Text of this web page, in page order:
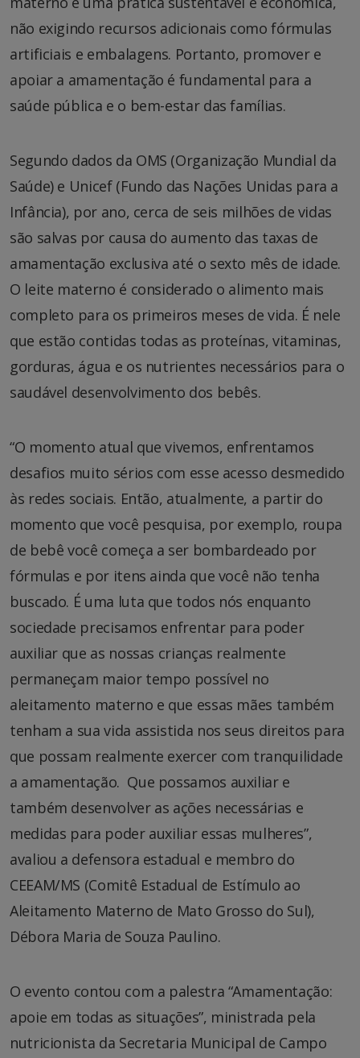
não exigindo recursos adicionais como fórmulas
artificiais e embalagens. Portanto, promover e
apoiar a amamentação é fundamental para a
saúde pública e o bem-estar das famílias.
Segundo dados da OMS (Organização Mundial da
Saúde) e Unicef (Fundo das Nações Unidas para a
Infância), por ano, cerca de seis milhões de vidas
são salvas por causa do aumento das taxas de
amamentação exclusiva até o sexto mês de idade.
O leite materno é considerado o alimento mais
completo para os primeiros meses de vida. É nele
que estão contidas todas as proteínas, vitaminas,
gorduras, água e os nutrientes necessários para o
saudável desenvolvimento dos bebês.
“O momento atual que vivemos, enfrentamos
desafios muito sérios com esse acesso desmedido
às redes sociais. Então, atualmente, a partir do
momento que você pesquisa, por exemplo, roupa
de bebê você começa a ser bombardeado por
fórmulas e por itens ainda que você não tenha
buscado. É uma luta que todos nós enquanto
sociedade precisamos enfrentar para poder
auxiliar que as nossas crianças realmente
permaneçam maior tempo possível no
aleitamento materno e que essas mães também
tenham a sua vida assistida nos seus direitos para
que possam realmente exercer com tranquilidade
a amamentação. Que possamos auxiliar e
também desenvolver as ações necessárias e
medidas para poder auxiliar essas mulheres”,
avaliou a defensora estadual e membro do
CEEAM/MS (Comitê Estadual de Estímulo ao
Aleitamento Materno de Mato Grosso do Sul),
Débora Maria de Souza Paulino.
O evento contou com a palestra “Amamentação:
apoie em todas as situações”, ministrada pela
nutricionista da Secretaria Municipal de Campo